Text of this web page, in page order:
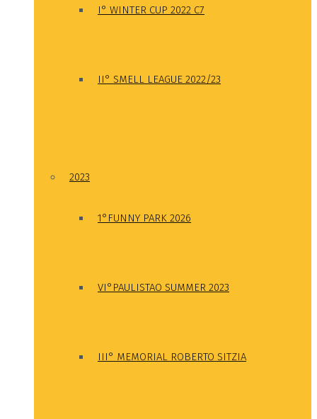
I° WINTER CUP 2022 C7
II° SMELL LEAGUE 2022/23
2023
1°FUNNY PARK 2026
VI°PAULISTAO SUMMER 2023
III° MEMORIAL ROBERTO SITZIA